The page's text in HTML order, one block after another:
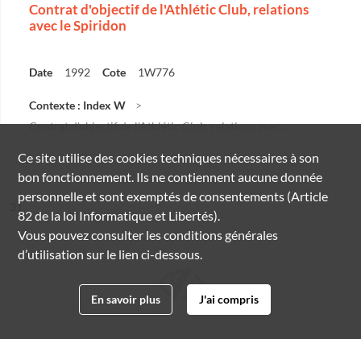
Contrat d'objectif de l'Athlétic Club, relations
avec le Spiridon
Date 1992 Cote 1W776
Contexte : Index W
Contrat d'objectif de l'Athlétic Club, relations avec...
n°
31
Ce site utilise descookiestechniques nécessaires à son
bon fonctionnement. Ils ne contiennent aucune donnée
personnelle et sont exemptés de consentements (Article
82 de la loi Informatique et Libertés).
Vous pouvez consulter les conditions générales
d’utilisation sur le lien ci-dessous.
En savoir plus J'ai compris